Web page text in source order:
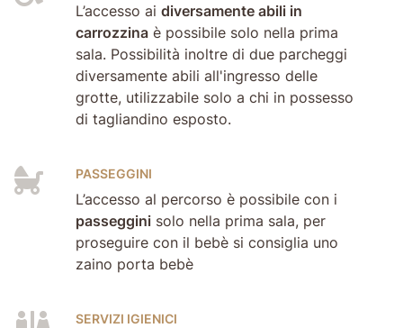
L’accesso ai diversamente abili in
carrozzinaè possibile solo nella prima
sala. Possibilità inoltre di due parcheggi
diversamente abili all'ingresso delle
grotte, utilizzabile solo a chi in possesso
di tagliandino esposto.
PASSEGGINI
L’accesso al percorso è possibile con i
passegginisolo nella prima sala, per
proseguire con il bebè si consiglia uno
zaino porta bebè
SERVIZI IGIENICI